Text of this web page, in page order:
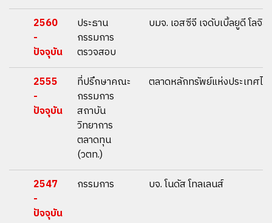
2560
-
ปัจจุบัน
ประธาน
กรรมการ
ตรวจสอบ
บมจ. เอสซีจี เจดับเบิ้ลยูดี โลจิ
2555
-
ปัจจุบัน
ที่ปรึกษาคณะ
กรรมการ
สถาบัน
วิทยาการ
ตลาดทุน
(วตท.)
ตลาดหลักทรัพย์แห่งประเทศไ
2547
-
ปัจจุบัน
กรรมการ บจ. โนดัส โทลเลนส์